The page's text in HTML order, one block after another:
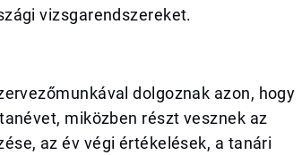
vizsgarendszereket.
dolgoznak azon, hogy
miközben részt vesznek az
az év végi értékelések, a tanári